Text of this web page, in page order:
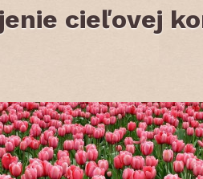
cieľovej